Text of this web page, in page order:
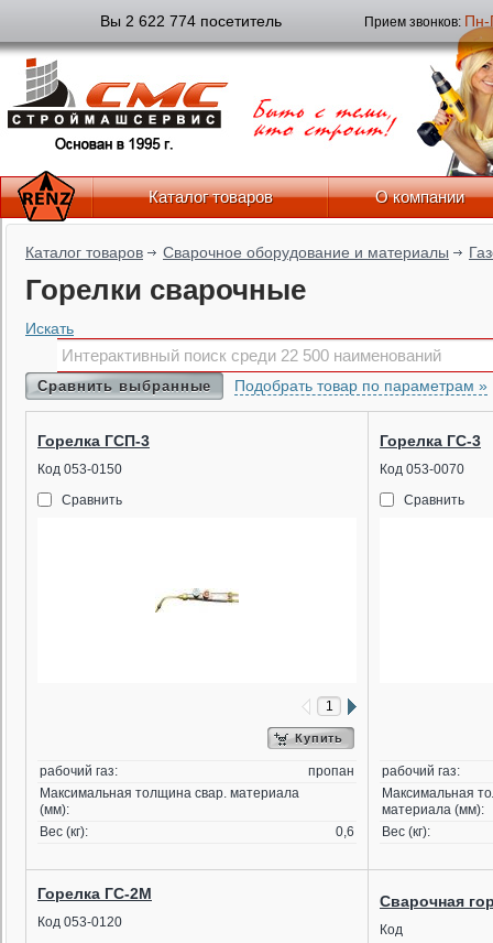
Вы 2 622 774 посетитель Прием звонков: Пн-
Каталог товаров О компании
Каталог товаров Сварочное оборудование и материалы
Горелки сварочные
Искать
Сравнить выбранные Подобрать товар по параметрам »
Горелка ГСП-3
Код 053-0150
Сравнить
Купить
рабочий газ:
пропан
Максимальная толщина свар. материала
(мм):
Вес (кг):
0,6
Горелка ГС-3
Код 053-0070
Сравнить
рабочий газ:
Максимальная
материала (мм):
Вес (кг):
Горелка ГС-2М
Код 053-0120
Сварочная
Код